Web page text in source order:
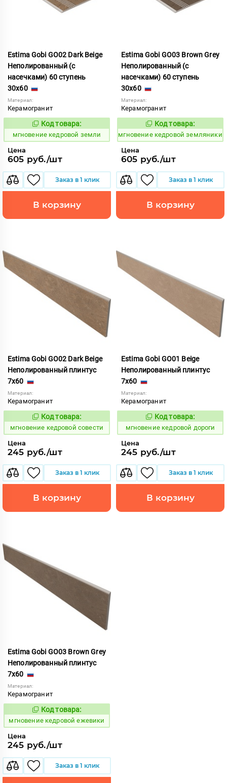
Estima Gobi GO02 Dark Beige
Неполированный (с
насечками) 60 ступень
30x60
Материал:
Керамогранит
942280
Код товара:
мгновение кедровой земли
Цена
605 руб./шт
Заказ в 1 клик
В корзину
Estima Gobi GO03 Brown Grey
Неполированный (с
насечками) 60 ступень
30x60
Материал:
Керамогранит
942281
Код товара:
мгновение кедровой земляники
Цена
605 руб./шт
Заказ в 1 клик
В корзину
Estima Gobi GO02 Dark Beige
Неполированный плинтус
7x60
Материал:
Керамогранит
942273
Код товара:
мгновение кедровой совести
Цена
245 руб./шт
Заказ в 1 клик
В корзину
Estima Gobi GO01 Beige
Неполированный плинтус
7x60
Материал:
Керамогранит
942272
Код товара:
мгновение кедровой дороги
Цена
245 руб./шт
Заказ в 1 клик
В корзину
Estima Gobi GO03 Brown Grey
Неполированный плинтус
7x60
Материал:
Керамогранит
942274
Код товара:
мгновение кедровой ежевики
Цена
245 руб./шт
Заказ в 1 клик